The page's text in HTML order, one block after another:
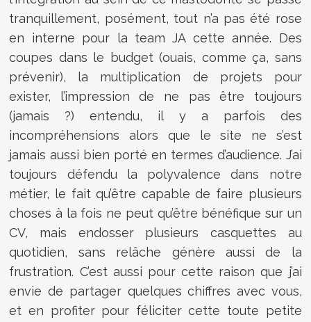
tranquillement, posément, tout n’a pas été rose
en interne pour la team JA cette année. Des
coupes dans le budget (ouais, comme ça, sans
prévenir), la multiplication de projets pour
exister, l’impression de ne pas être toujours
(jamais ?) entendu, il y a parfois des
incompréhensions alors que le site ne s’est
jamais aussi bien porté en termes d’audience. J’ai
toujours défendu la polyvalence dans notre
métier, le fait qu’être capable de faire plusieurs
choses à la fois ne peut qu’être bénéfique sur un
CV, mais endosser plusieurs casquettes au
quotidien, sans relâche génère aussi de la
frustration. C’est aussi pour cette raison que j’ai
envie de partager quelques chiffres avec vous,
et en profiter pour féliciter cette toute petite